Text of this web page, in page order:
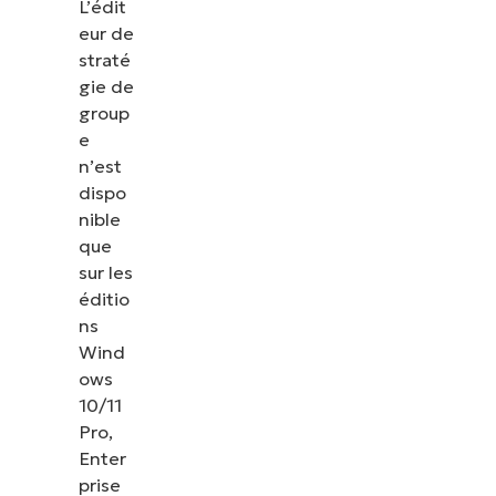
L’édit
eur de
straté
gie de
group
e
n’est
dispo
nible
que
sur les
éditio
ns
Wind
ows
10/11
Pro,
Enter
prise